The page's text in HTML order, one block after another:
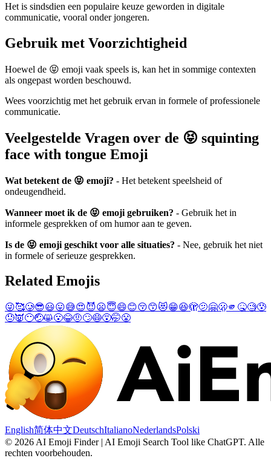
Het is sindsdien een populaire keuze geworden in digitale
communicatie, vooral onder jongeren.
Gebruik met Voorzichtigheid
Hoewel de 😝 emoji vaak speels is, kan het in sommige contexten
als ongepast worden beschouwd.
Wees voorzichtig met het gebruik ervan in formele of professionele
communicatie.
Veelgestelde Vragen over de 😝 squinting
face with tongue Emoji
Wat betekent de 😝 emoji? - Het betekent speelsheid of
ondeugendheid.
Wanneer moet ik de 😝 emoji gebruiken? - Gebruik het in
informele gesprekken of om humor aan te geven.
Is de 😝 emoji geschikt voor alle situaties? - Nee, gebruik het niet
in formele of serieuze gesprekken.
Related Emojis
😜🥰🥲😎😃😛😅😍😈😦😇😄😊😚😙😻😁😆🫣🫤🤗🫢🫵 🤒🧐😰
😓👿😶🤕😸😮😂🤨🙄😷😵🤭😤
English简体中文DeutschItalianoNederlandsPolski
© 2026 AI Emoji Finder | AI Emoji Search Tool like ChatGPT. Alle
rechten voorbehouden.